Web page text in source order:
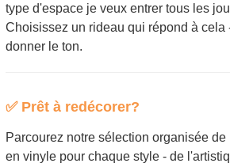
type d'espace je veux entrer tous les
Choisissez un rideau qui répond à cela
donner le ton.
✅ Prêt à redécorer?
Parcourez notre sélection organisée
en vinyle pour chaque style - de